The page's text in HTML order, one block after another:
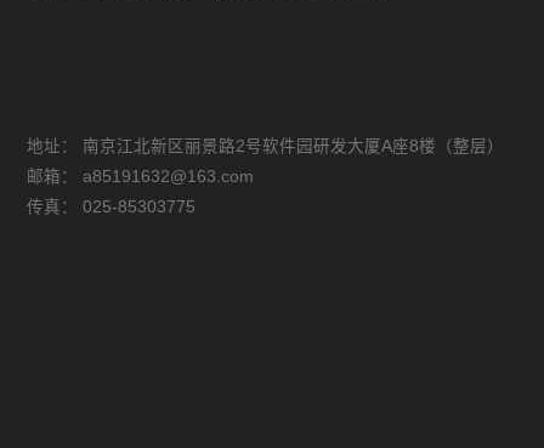
地址：
南京江北新区丽景路2号软件园研发大厦A座8楼（整层）
邮箱：
a85191632@163.com
传真：
025-85303775